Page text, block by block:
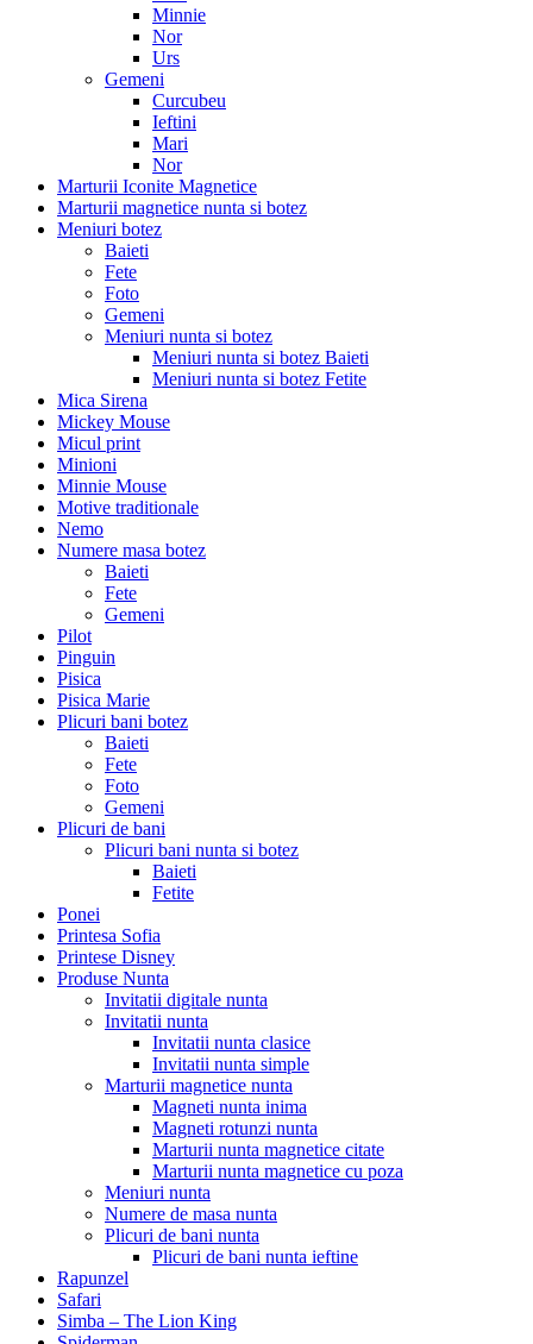
Minnie
Nor
Urs
Gemeni
Curcubeu
Ieftini
Mari
Nor
Marturii Iconite Magnetice
Marturii magnetice nunta si botez
Meniuri botez
Baieti
Fete
Foto
Gemeni
Meniuri nunta si botez
Meniuri nunta si botez Baieti
Meniuri nunta si botez Fetite
Mica Sirena
Mickey Mouse
Micul print
Minioni
Minnie Mouse
Motive traditionale
Nemo
Numere masa botez
Baieti
Fete
Gemeni
Pilot
Pinguin
Pisica
Pisica Marie
Plicuri bani botez
Baieti
Fete
Foto
Gemeni
Plicuri de bani
Plicuri bani nunta si botez
Baieti
Fetite
Ponei
Printesa Sofia
Printese Disney
Produse Nunta
Invitatii digitale nunta
Invitatii nunta
Invitatii nunta clasice
Invitatii nunta simple
Marturii magnetice nunta
Magneti nunta inima
Magneti rotunzi nunta
Marturii nunta magnetice citate
Marturii nunta magnetice cu poza
Meniuri nunta
Numere de masa nunta
Plicuri de bani nunta
Plicuri de bani nunta ieftine
Rapunzel
Safari
Simba – The Lion King